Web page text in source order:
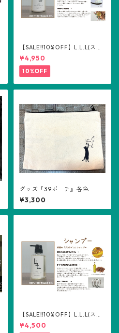
【SALE‼️10%OFF】L.L.L(スリ
ーエル) トリートメント300m
l
¥4,950
10%OFF
グッズ『39ポーチ』各色
¥3,300
【SALE‼️10%OFF】L.L.L(スリ
ーエル) シャンプー300ml
¥4,500